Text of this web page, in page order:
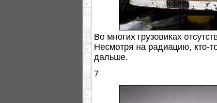
Во многих грузовиках
Несмотря на радиацию, кто-
дальше.
7